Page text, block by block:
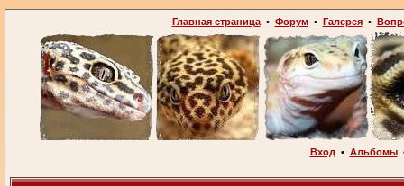
Главная страница• Форум• Галерея•
Вход • Альбомы